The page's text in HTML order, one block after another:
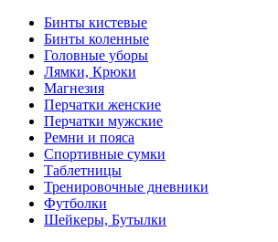
Бинты кистевые
Бинты коленные
Головные уборы
Лямки, Крюки
Магнезия
Перчатки женские
Перчатки мужские
Ремни и пояса
Спортивные сумки
Таблетницы
Тренировочные дневники
Футболки
Шейкеры, Бутылки